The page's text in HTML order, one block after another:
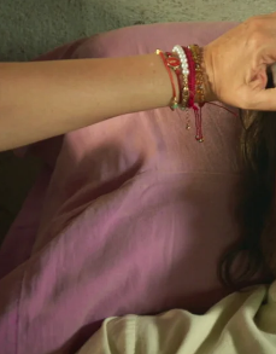
Alito sigue
hija de Victoria ya ha
que por fin llegael
es ¡secuestrar a la bebé!
Envía a una persona
del hospital para raptar
Diana y Valente
no reacciona nada bien: